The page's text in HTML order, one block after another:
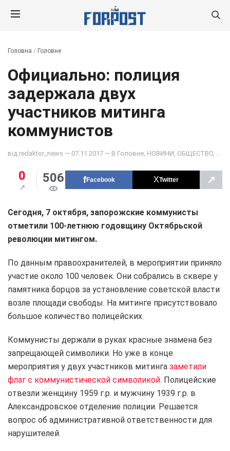
Головна / Головне
Официально: полиция
задержала двух
участников митинга
коммунистов
від redaktor_news — 07.11.2017 — В Головне НОВИНИ ОБЩЕСТВО
0 506 Facebook Twitter ↗
Сегодня, 7 октября, запорожские коммунисты
отметили 100-летнюю годовщину Октябрьской
революции митингом.
По данным правоохранителей, в мероприятии приняло
участие около 100 человек. Они собрались в сквере у
памятника борцов за установление советской власти
возле площади свободы. На митинге присутствовало
большое количество полицейских.
Коммунисты держали в руках красные знамена без
запрещающей символики. Но уже в конце
мероприятия у двух участников митинга заметили
флаг с коммунистической символикой. Полицейские
отвезли женщину 1959 г.р. и мужчину 1939 г.р. в
Александровское отделение полиции. Решается
вопрос об административной ответственности для
нарушителей.